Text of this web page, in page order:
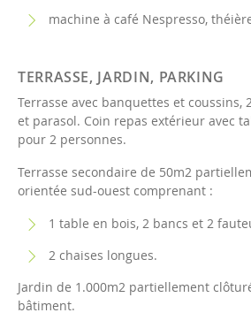
machine à café Nespresso,
TERRASSE, JARDIN, PARKING
Terrasse avec banquettes et coussins,
et parasol. Coin repas extérieur avec
pour 2 personnes.
Terrasse secondaire de 50m2
orientée sud-ouest comprenant :
1 table en bois, 2 bancs et 2
2 chaises longues.
Jardin de 1.000m2 partiellement
bâtiment.